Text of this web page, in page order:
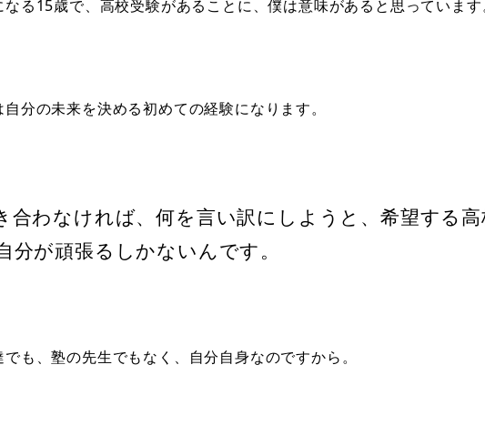
る15歳で、高校受験があることに、僕は意味があると思っています
分の未来を決める初めての経験になります。
合わなければ、何を言い訳にしようと、希望する
分が頑張るしかないんです。
も、塾の先生でもなく、自分自身なのですから。